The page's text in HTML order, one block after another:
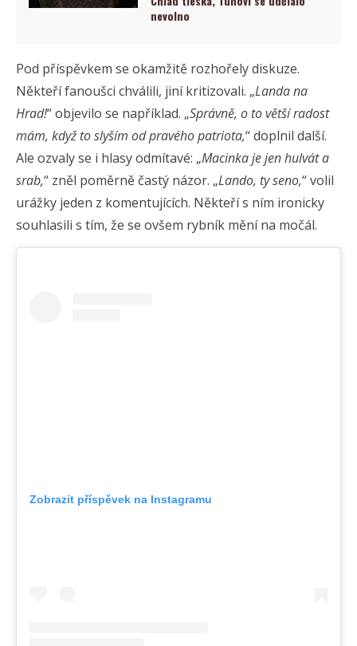
nevolno
Pod příspěvkem se okamžitě rozhořely diskuze.
Někteří fanoušci chválili, jiní kritizovali. „Landa na
Hrad!“ objevilo se například. „Správně, o to větší radost
mám, když to slyším od pravého patriota,“ doplnil další.
Ale ozvaly se i hlasy odmítavé: „Macinka je jen hulvát a
srab,“ zněl poměrně častý názor. „Lando, ty seno,“ volil
urážky jeden z komentujících. Někteří s ním ironicky
souhlasili s tím, že se ovšem rybník mění na močál.
Zobrazit příspěvek na Instagramu